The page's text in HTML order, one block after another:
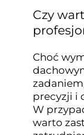
Czy
Choć
precyzji i
W
warto